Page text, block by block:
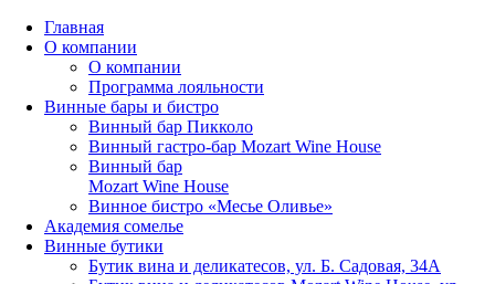
Главная
О компании
О компании
Программа лояльности
Винные бары и бистро
Винный бар Пикколо
Винный гастро-бар Mozart Wine House
Винный бар
Mozart Wine House
Винное бистро «Месье Оливье»
Академия сомелье
Винные бутики
Бутик вина и деликатесов, ул. Б. Садовая, 34А